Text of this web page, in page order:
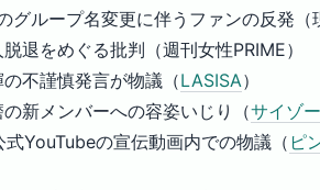
グループ名変更に伴うファンの反発（
退をめぐる批判（週刊女性PRIME）
不謹慎発言が物議（LASISA）
新メンバーへの容姿いじり（サイゾ
YouTubeの宣伝動画内での物議（ ピ